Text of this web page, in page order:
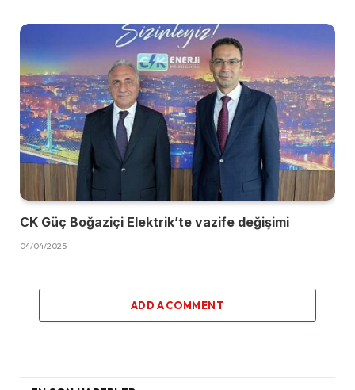
CK Güç Boğaziçi Elektrik’te vazife değişimi
04/04/2025
ADD A COMMENT